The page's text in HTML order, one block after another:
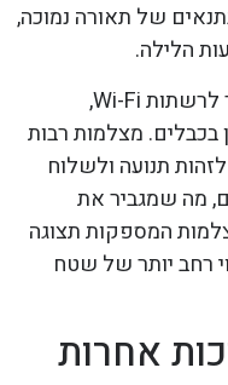
של תאורה נמוכה,
הלילה.
תכונה נוספת היא האפשרות לחיבור לרשתות Wi-Fi,
מצלמות רבות
תנועה ולשלוח
מה שמגביר את
המספקות תצוגה
רחב יותר של שטח
אחרות